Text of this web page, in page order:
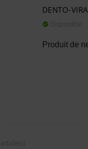
DENTO-
 Disponible
Produit de